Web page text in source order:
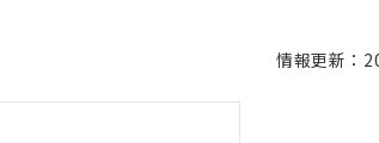
情報更新：